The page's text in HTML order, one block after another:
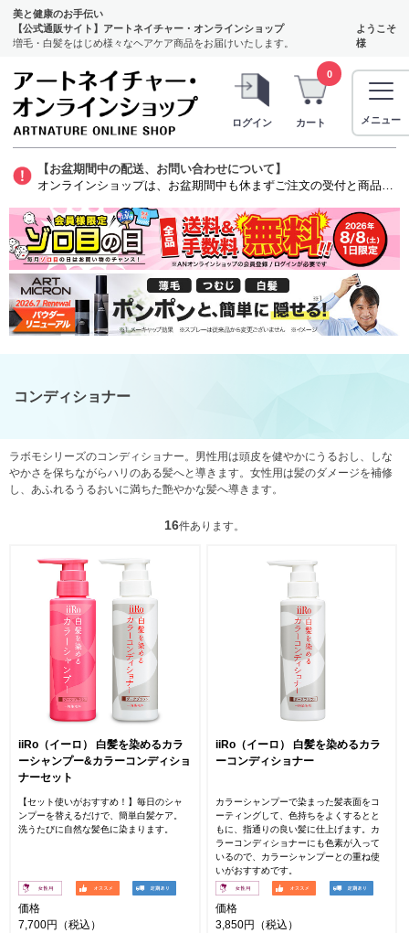
美と健康のお手伝い
【公式通販サイト】アートネイチャー・オンラインショップ
増毛・白髪をはじめ様々なヘアケア商品をお届けいたします。
ようこそ
様
ログイン
0
カート メニュー
【お盆期間中の配送、お問い合わせについて】
オンラインショップは、お盆期間中も休まずご注文の受付と商品の発送をいたします。ただし、発毛剤（第1類医薬品）に関しましては、質問票を確認する薬剤師がお休みをいただくため商品のお申し込みから発送までお時間を要します。お客様には大変ご迷惑をお掛けいたしますが、よろしくお願い申し上げます。
コンディショナー
ラボモシリーズのコンディショナー。男性用は頭皮を健やかにうるおし、しな
やかさを保ちながらハリのある髪へと導きます。女性用は髪のダメージを補修
し、あふれるうるおいに満ちた艶やかな髪へ導きます。
16件あります。
iiRo（イーロ） 白髪を染めるカラ
ーシャンプー&カラーコンディショ
ナーセット
【セット使いがおすすめ！】毎日のシャ
ンプーを替えるだけで、簡単白髪ケア。
洗うたびに自然な髪色に染まります。
価格
7,700円（税込）
iiRo（イーロ） 白髪を染めるカラ
ーコンディショナー
カラーシャンプーで染まった髪表面をコ
ーティングして、色持ちをよくするとと
もに、指通りの良い髪に仕上げます。カ
ラーコンディショナーにも色素が入って
いるので、カラーシャンプーとの重ね使
いがおすすめです。
価格
3,850円（税込）